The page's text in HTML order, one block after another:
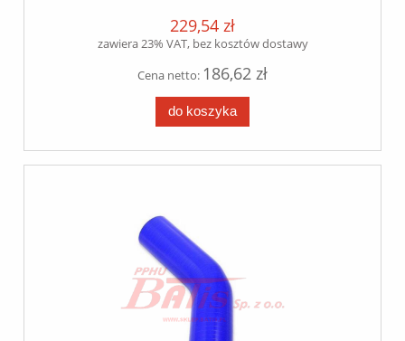
229,54 zł
zawiera 23% VAT, bez kosztów dostawy
Cena netto: 186,62 zł
do koszyka